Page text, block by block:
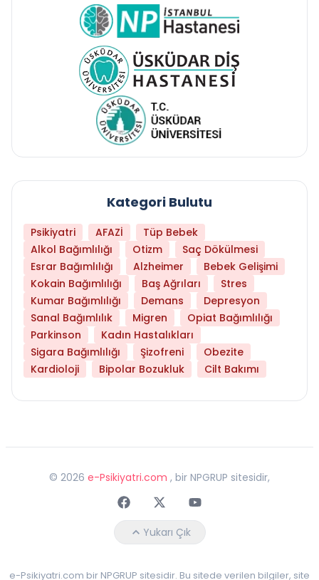
Kategori Bulutu
Psikiyatri AFAZİ
Tüp Bebek
Alkol Bağımlılığı
Otizm
Saç Dökülmesi
Esrar Bağımlılığı
Alzheimer
Bebek Gelişimi
Kokain Bağımlılığı
Baş Ağrıları
Stres
Kumar Bağımlılığı
Demans
Depresyon
Sanal Bağımlılık
Migren
Opiat Bağımlılığı
Parkinson
Kadın Hastalıkları
Sigara Bağımlılığı
Şizofreni
Obezite
Kardioloji
Bipolar Bozukluk Cilt Bakımı
© 2026 e-Psikiyatri.com , bir NPGRUP sitesidir,
FaceebokTwitterYoutube
Yukarı Çık
e-Psikiyatri.com bir NPGRUP sitesidir. Bu sitede verilen bilgiler, site